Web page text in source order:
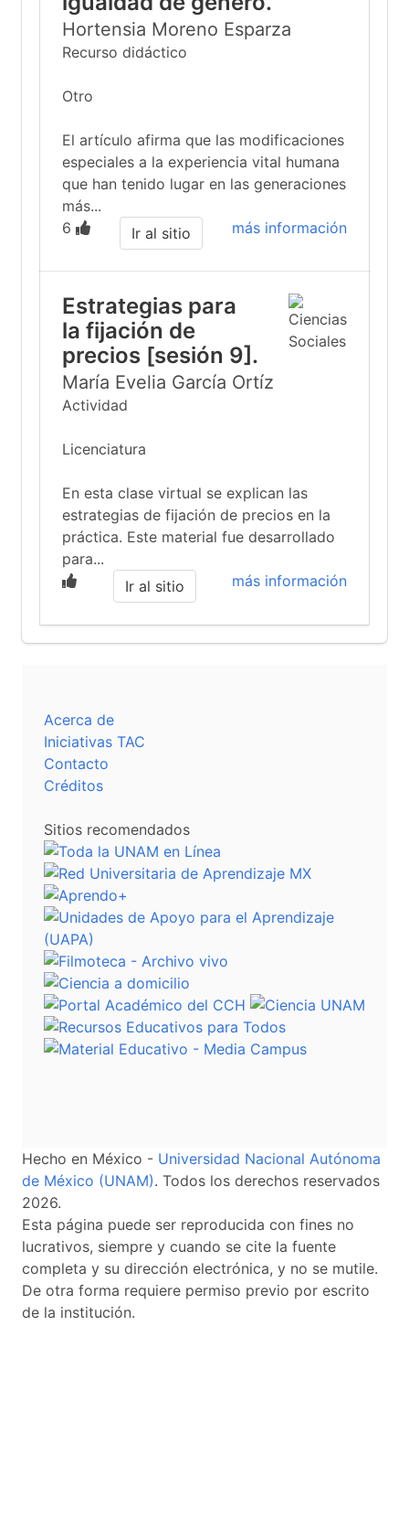
Hortensia Moreno Esparza
Recurso didáctico
Otro
El artículo afirma que las modificaciones
especiales a la experiencia vital humana
que han tenido lugar en las generaciones
más...
6
más información
Ir al sitio
Estrategias para
la fijación de
precios [sesión 9].
María Evelia García Ortíz
Actividad
Licenciatura
En esta clase virtual se explican las
estrategias de fijación de precios en la
práctica. Este material fue desarrollado
para...
más información
Ir al sitio
Acerca de
Iniciativas TAC
Contacto
Créditos
Sitios recomendados
Hecho en México - Universidad Nacional Autónoma
de México (UNAM). Todos los derechos reservados
2026.
Esta página puede ser reproducida con fines no
lucrativos, siempre y cuando se cite la fuente
completa y su dirección electrónica, y no se mutile.
De otra forma requiere permiso previo por escrito
de la institución.